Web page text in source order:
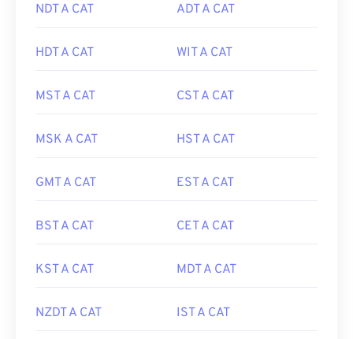
NDT A CAT ADT A CAT
HDT A CAT WIT A CAT
MST A CAT CST A CAT
MSK A CAT HST A CAT
GMT A CAT EST A CAT
BST A CAT CET A CAT
KST A CAT MDT A CAT
NZDT A CAT IST A CAT